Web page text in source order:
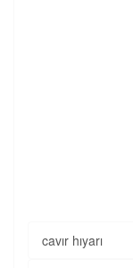
cavır hıyarı